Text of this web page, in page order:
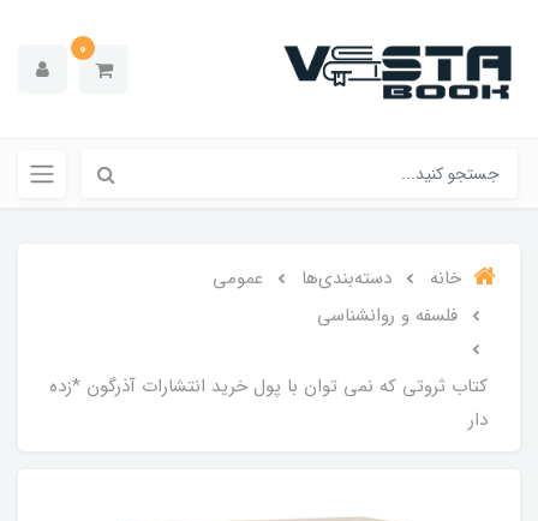
0
خانه دسته‌بندی‌ها
عمومی
فلسفه و روانشناسی
کتاب ثروتی که نمی توان با پول خرید انتشارات آذرگون *زده‌
دار